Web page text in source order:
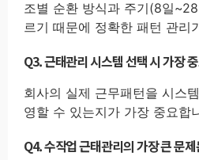
조별 순환 방식과 주기(8일
르기 때문에 정확한 패턴 관리
Q3. 근태관리 시스템 선택 시 가장
회사의 실제 근무패턴을 시스
영할 수 있는지가 가장 중요합
Q4. 수작업 근태관리의 가장 큰 문